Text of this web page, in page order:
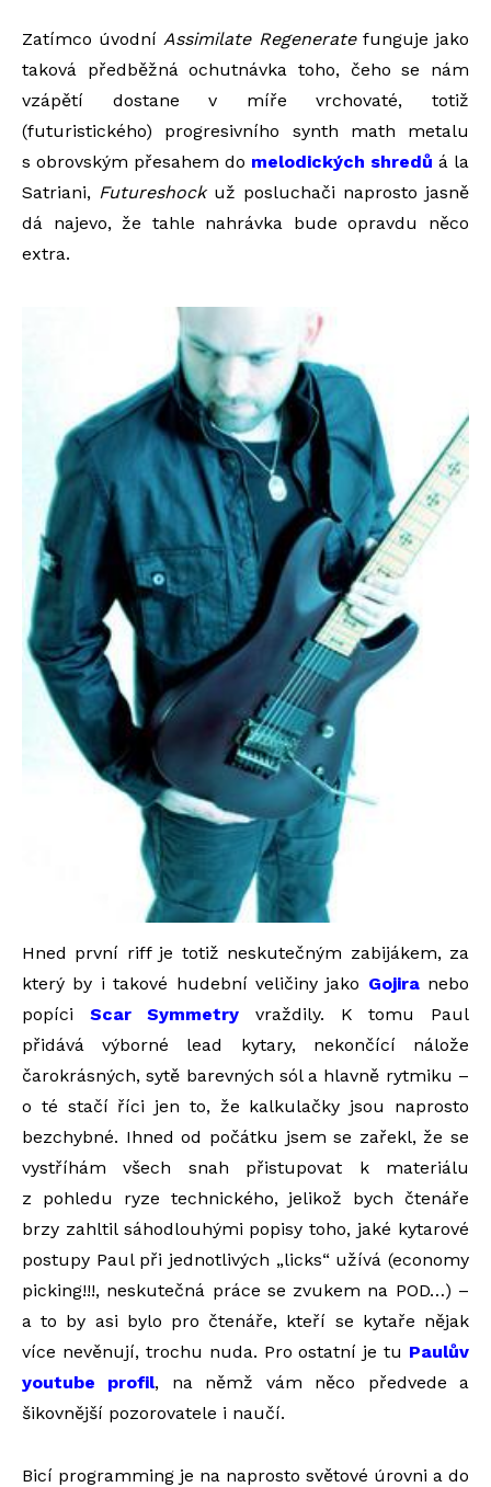
Zatímco úvodníAssimilate Regeneratefunguje jako
taková předběžná ochutnávka toho, čeho se nám
vzápětí dostane v míře vrchovaté, totiž
(futuristického) progresivního synth math metalu
s obrovským přesahem do melodických shredů á la
Satriani, Futureshockuž posluchači naprosto jasně
dá najevo, že tahle nahrávka bude opravdu něco
extra.
Hned první riff je totiž neskutečným zabijákem, za
který by i takové hudební veličiny jako Gojiranebo
popíci Scar Symmetry vraždily. K tomu Paul
přidává výborné lead kytary, nekončící nálože
čarokrásných, sytě barevných sól a hlavně rytmiku –
o té stačí říci jen to, že kalkulačky jsou naprosto
bezchybné. Ihned od počátku jsem se zařekl, že se
vystříhám všech snah přistupovat k materiálu
z pohledu ryze technického, jelikož bych čtenáře
brzy zahltil sáhodlouhými popisy toho, jaké kytarové
postupy Paul při jednotlivých „licks“ užívá (economy
picking!!!, neskutečná práce se zvukem na POD…) –
a to by asi bylo pro čtenáře, kteří se kytaře nějak
více nevěnují, trochu nuda. Pro ostatní je tu Paulův
youtube profil, na němž vám něco předvede a
šikovnější pozorovatele i naučí.
Bicí programming je na naprosto světové úrovni a do